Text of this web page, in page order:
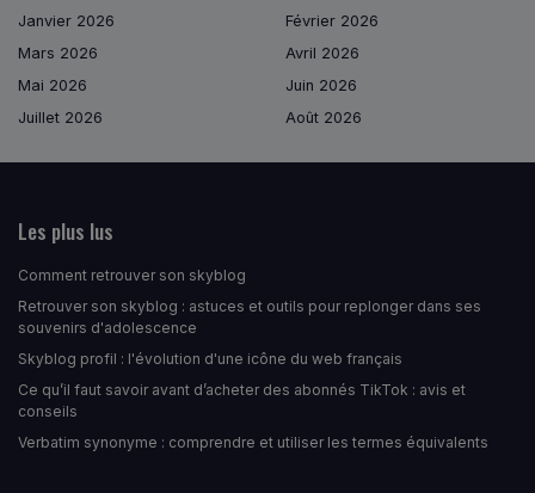
Janvier 2026
Février 2026
Mars 2026
Avril 2026
Mai 2026
Juin 2026
Juillet 2026
Août 2026
Les plus lus
Comment retrouver son skyblog
Retrouver son skyblog : astuces et outils pour replonger dans ses
souvenirs d'adolescence
Skyblog profil : l'évolution d'une icône du web français
Ce qu’il faut savoir avant d’acheter des abonnés TikTok : avis et
conseils
Verbatim synonyme : comprendre et utiliser les termes équivalents